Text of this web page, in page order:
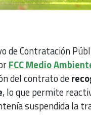
de Contratación
FCC Medio
del contrato de
, lo que permite
suspendida la